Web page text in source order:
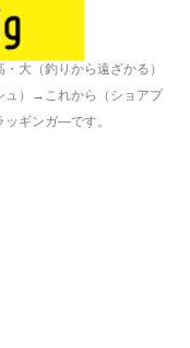
大（釣りから遠ざかる）
ュ）→これから（ショアプ
ギンガ―です。